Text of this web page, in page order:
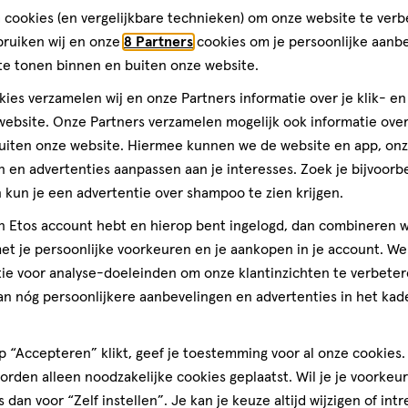
Nederlandse vrouwen, mannen en hun gezin. We helpen jou
van onze gediplomeerde drogisten. Kom dus gerust langs
in Zeewolde
naar de openingstijden? Klik op de winkel voor de
Afstand:
273
m
273 m
09:00 -
18:00
09:00 -
18:00
09:00 -
20:00
09:00
€35
cookies (en vergelijkbare technieken) om onze website te
wij en onze 8 Partners cookies om je persoonlijke
tonen binnen en buiten onze website.
verzamelen wij en onze Partners informatie over je klik-
Onze Partners verzamelen mogelijk ook informatie
onze website. Hiermee kunnen we de website en app,
en advertenties aanpassen aan je interesses. Zoek je
kun je een advertentie over shampoo te zien krijgen.
Etos account hebt en hierop bent ingelogd, dan combineren
je persoonlijke voorkeuren en je aankopen in je account.
voor analyse-doeleinden om onze klantinzichten te
nóg persoonlijkere aanbevelingen en advertenties in het
“Accepteren” klikt, geef je toestemming voor al onze cookies.
alleen noodzakelijke cookies geplaatst. Wil je je
dan voor “Zelf instellen”. Je kan je keuze altijd wijzigen of